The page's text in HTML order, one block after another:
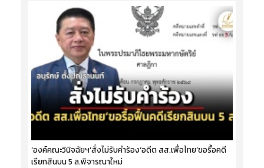
‘องค์คณะวินิจฉัยฯ’สั่งไม่รับคำร้อง‘อดีต สส.เพื่อไทย’ขอรื้อคดี
เรียกสินบน 5 ล.พิจารณาใหม่